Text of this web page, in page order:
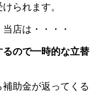
られます。
店は・・・・
ので一時的な立替
助金が返ってくる